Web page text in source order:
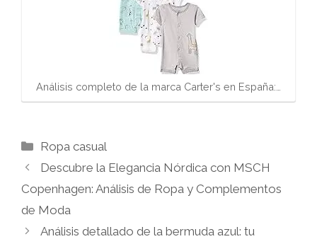
Análisis completo de la marca Carter's en España:…
Categorías
Ropa casual
Descubre la Elegancia Nórdica con MSCH
Copenhagen: Análisis de Ropa y Complementos
de Moda
Análisis detallado de la bermuda azul: tu